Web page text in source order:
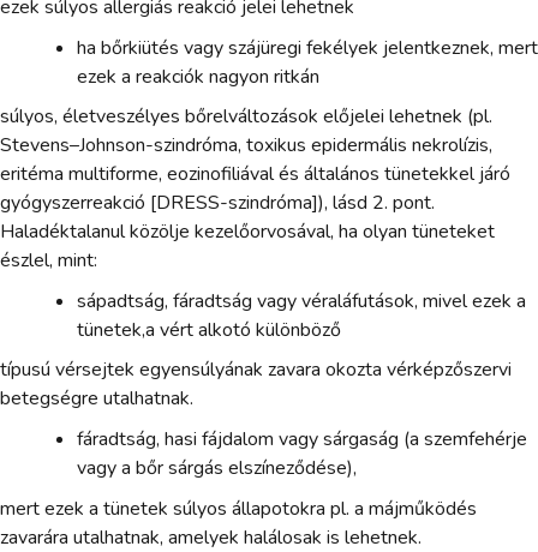
ezek súlyos allergiás reakció jelei lehetnek
ha bőrkiütés vagy szájüregi fekélyek jelentkeznek, mert
ezek a reakciók nagyon ritkán
súlyos, életveszélyes bőrelváltozások előjelei lehetnek (pl.
Stevens–Johnson-szindróma, toxikus epidermális nekrolízis,
eritéma multiforme, eozinofiliával és általános tünetekkel járó
gyógyszerreakció [DRESS-szindróma]), lásd 2. pont.
Haladéktalanul közölje kezelőorvosával, ha olyan tüneteket
észlel, mint:
sápadtság, fáradtság vagy véraláfutások, mivel ezek a
tünetek,a vért alkotó különböző
típusú vérsejtek egyensúlyának zavara okozta vérképzőszervi
betegségre utalhatnak.
fáradtság, hasi fájdalom vagy sárgaság (a szemfehérje
vagy a bőr sárgás elszíneződése),
mert ezek a tünetek súlyos állapotokra pl. a májműködés
zavarára utalhatnak, amelyek halálosak is lehetnek.